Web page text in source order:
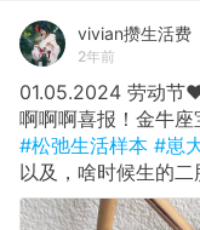
vivian攒生活费
2年前
01.05.2024 劳动节
啊啊啊喜报！金牛座
#松弛生活样本 #崽
以及，啥时候生的